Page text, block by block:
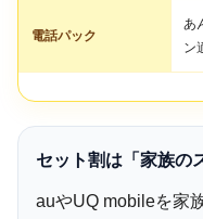
電話パック
あ
ン
セット割は「家族の
auやUQ mobileを家